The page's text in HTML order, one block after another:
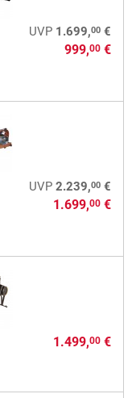
UVP 1.699,00€
999,00€
UVP 2.239,00€
1.699,00€
1.499,00€